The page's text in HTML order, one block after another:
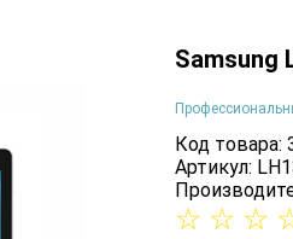
Samsung
Код товара:
Артикул:
☆ ☆ ☆